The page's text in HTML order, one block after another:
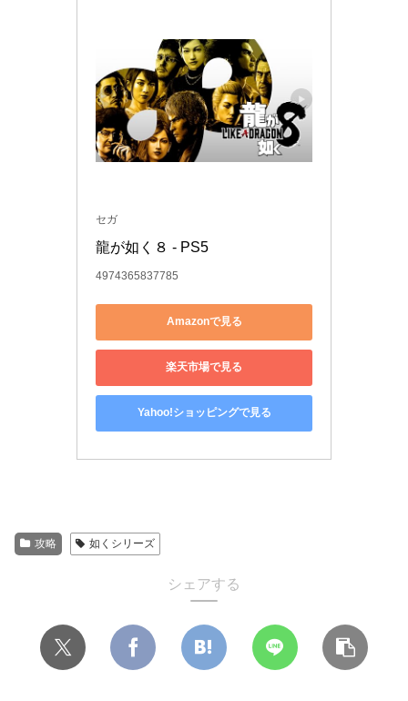
セガ
龍が如く８ - PS5
4974365837785
Amazonで見る
楽天市場で見る
Yahoo!ショッピングで見る
攻略 如くシリーズ
シェアする